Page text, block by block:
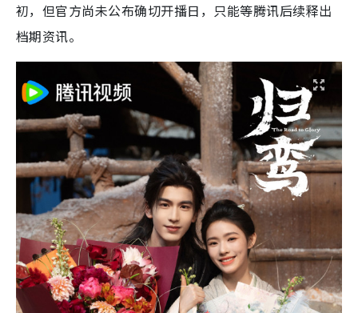
初，但官方尚未公布确切开播日，只能等腾讯后续释出
档期资讯。